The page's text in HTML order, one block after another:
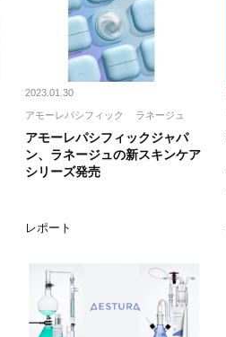
2023.01.30
アモーレパシフィック ラネージュ
アモーレパシフィックジャパ
ン、ラネージュの新スキンケア
シリーズ発売
レポート